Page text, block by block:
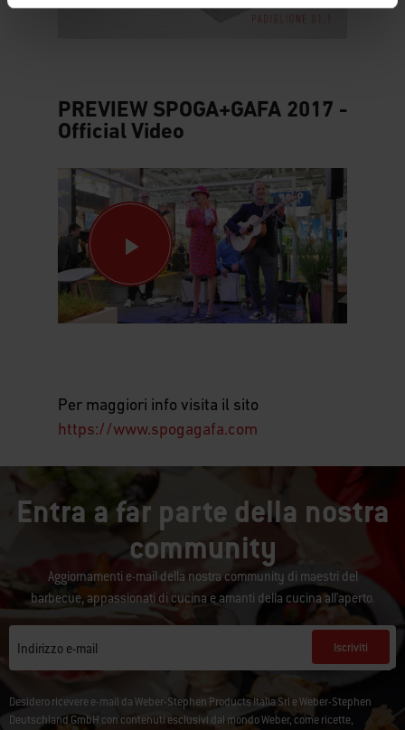
PREVIEW SPOGA+GAFA 2017 -
Official Video
of
various
or
Use
Next
buttons
to
navigate.
Per maggiori info visita il sito
https://www.spogagafa.com
Entra a far parte della nostra
community
Aggiornamenti e-mail della nostra community di maestri del
barbecue, appassionati di cucina e amanti della cucina all'aperto.
Indirizzo e-mail Iscriviti
Desidero ricevere e-mail da Weber-Stephen Products Italia Srl e Weber-Stephen
Deutschland GmbH con contenuti esclusivi dal mondo Weber, come ricette,